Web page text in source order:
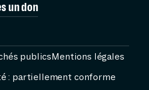
un don
publicsMentions légales
: partiellement conforme